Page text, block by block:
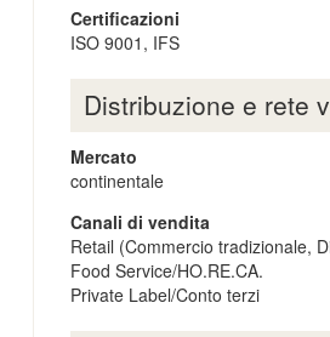
Certificazioni
ISO 9001, IFS
Distribuzione e rete
Mercato
continentale
Canali di vendita
Retail (Commercio tradizionale,
Food Service/HO.RE.CA.
Private Label/Conto terzi